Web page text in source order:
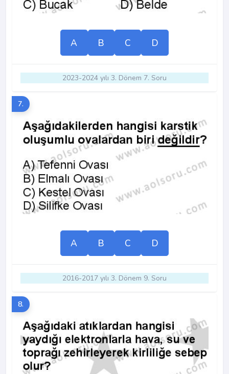
A B C D
2023-2024 yılı 3. Dönem 7. Soru
7.
A B C D
2016-2017 yılı 3. Dönem 9. Soru
8.